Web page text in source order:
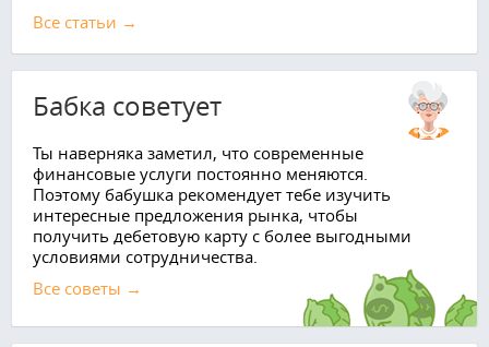
Все cтатьи →
Бабка советует
Ты наверняка заметил, что современные
финансовые услуги постоянно меняются.
Поэтому бабушка рекомендует тебе изучить
интересные предложения рынка, чтобы
получить дебетовую карту с более выгодными
условиями сотрудничества.
Все советы →